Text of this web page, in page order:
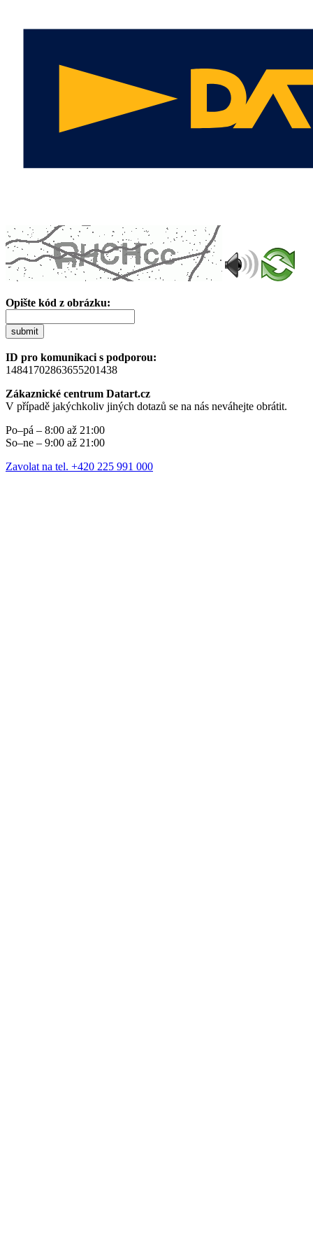
Opište kód z obrázku:
submit
ID pro komunikaci s podporou:
14841702863655201438
Zákaznické centrum Datart.cz
V případě jakýchkoliv jiných dotazů se na nás neváhejte obrátit.
Po–pá – 8:00 až 21:00
So–ne – 9:00 až 21:00
Zavolat na tel. +420 225 991 000